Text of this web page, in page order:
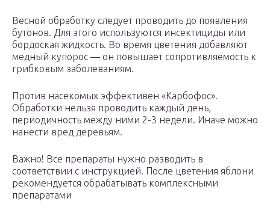
Весной обработку следует проводить до появления
бутонов. Для этого используются инсектициды или
бордоская жидкость. Во время цветения добавляют
медный купорос — он повышает сопротивляемость к
грибковым заболеваниям.
Против насекомых эффективен «Карбофос».
Обработки нельзя проводить каждый день,
периодичность между ними 2-3 недели. Иначе можно
нанести вред деревьям.
Важно! Все препараты нужно разводить в
соответствии с инструкцией. После цветения яблони
рекомендуется обрабатывать комплексными
препаратами